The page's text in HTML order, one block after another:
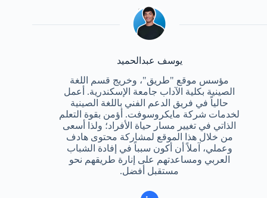
يوسف عبدالحميد
مؤسس موقع "طريق"، وخريج قسم اللغة
الصينية بكلية الآداب جامعة الإسكندرية. أعمل
حالياً في فريق الدعم الفني باللغة الصينية
لخدمات شركة مايكروسوفت. أؤمن بقوة التعلم
الذاتي في تغيير مسار حياة الأفراد؛ ولذا أسعى
من خلال هذا الموقع لمشاركة محتوى هادف
وعملي، آملاً أن أكون سبباً في إفادة الشباب
العربي ومساعدتهم على إنارة طريقهم نحو
مستقبل أفضل.